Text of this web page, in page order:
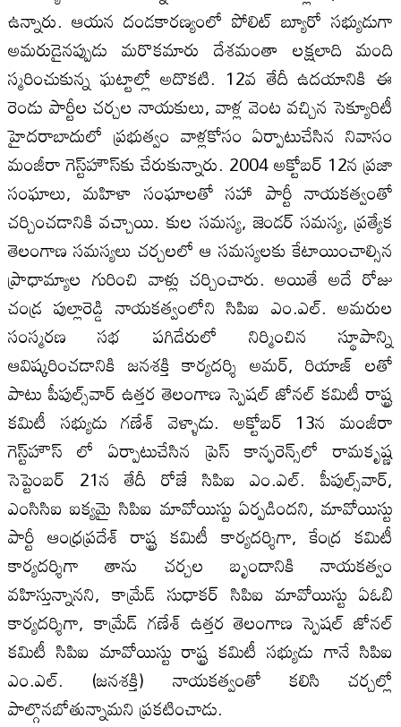
ఉన్నారు. ఆయన దండకారణ్యంలో పోలిట్‌ బ్యూరో సభ్యుడుగా
అమరుడైనప్పుడు మరొకమారు దేశమంతా లక్షలాది మంది
స్మరించుకున్న ఘట్టాల్లో అదొకటి. 12వ తేదీ ఉదయానికి ఈ
రెండు పార్టీల చర్చల నాయకులు, వాళ్ల వెంట వచ్చిన సెక్యూరిటీ
హైదరాబాదులో ప్రభుత్వం వాళ్లకోసం ఏర్పాటుచేసిన నివాసం
మంజీరా గెస్ట్‌హౌస్‌కు చేరుకున్నారు. 2004 అక్టోబర్‌ 12న ప్రజా
సంఘాలు, మహిళా సంఘాలతో సహా పార్టీ నాయకత్వంతో
చర్చించడానికి వచ్చాయి. కుల సమస్య, జెండర్‌ సమస్య, ప్రత్యేక
తెలంగాణ సమస్యలు చర్చలలో ఆ సమస్యలకు కేటాయించాల్సిన
ప్రాధామ్యాల గురించి వాళ్లు చర్చించారు. అయితే అదే రోజు
చండ్ర పుల్లారెడ్డి నాయకత్వంలోని సిపిఐ ఎం.ఎల్‌. అమరుల
సంస్మరణ సభ పగిడేరులో నిర్మించిన స్థూపాన్ని
ఆవిష్కరించడానికి జనశక్తి కార్యదర్శి అమర్‌, రియాజ్‌ లతో
పాటు పీపుల్స్‌వార్‌ ఉత్తర తెలంగాణ స్పెషల్‌ జోనల్‌ కమిటీ రాష్ట్ర
కమిటీ సభ్యుడు గణేశ్‌ వెళ్ళాడు. అక్టోబర్‌ 13న మంజీరా
గెస్ట్‌హౌస్‌ లో ఏర్పాటుచేసిన ప్రెస్‌ కాన్ఫరెన్స్‌లో రామకృష్ణ
సెప్టెంబర్‌ 21న తేదీ రోజే సిపిఐ ఎం.ఎల్‌. పీపుల్స్‌వార్‌,
ఎంసిసిఐ ఐక్యమై సిపిఐ మావోయిస్టు ఏర్పడిందని, మావోయిస్టు
పార్టీ ఆంధ్రప్రదేశ్‌ రాష్ట్ర కమిటీ కార్యదర్శిగా, కేంద్ర కమిటీ
కార్యదర్శిగా తాను చర్చల బృందానికి నాయకత్వం
వహిస్తున్నానని, కామ్రేడ్‌ సుధాకర్‌ సిపిఐ మావోయిస్టు ఏఓబి
కార్యదర్శిగా, కామ్రేడ్‌ గణేశ్‌ ఉత్తర తెలంగాణ స్పెషల్‌ జోనల్‌
కమిటీ సిపిఐ మావోయిస్టు రాష్ట్ర కమిటీ సభ్యుడు గానే సిపిఐ
ఎం.ఎల్‌. (జనశక్తి) నాయకత్వంతో కలిసి చర్చల్లో
పాల్గొనబోతున్నామని ప్రకటించాడు.